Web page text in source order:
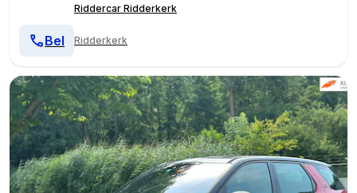
Riddercar Ridderkerk
Ridderkerk
Bel